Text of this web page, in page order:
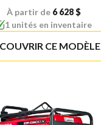
À partir de 6 628 $
1 unités en inventaire
CE MODÈLE